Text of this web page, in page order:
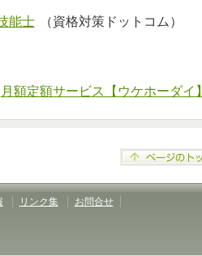
能士 （資格対策ドットコム）
月額定額サービス【ウケホーダイ】
リンク集 お問合せ